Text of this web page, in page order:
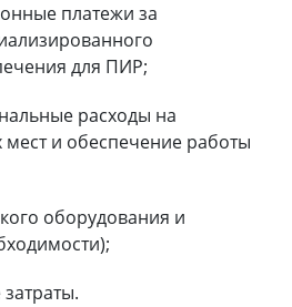
платежи за
для ПИР;
расходы на
и обеспечение работы
оборудования и